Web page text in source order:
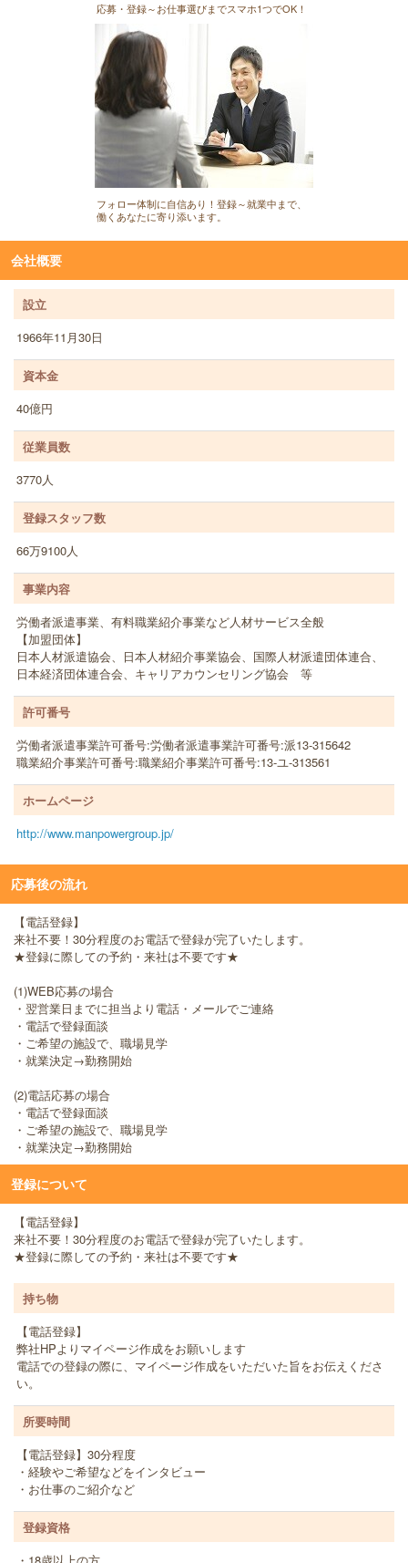
応募・登録～お仕事選びまでスマホ1つでOK！
フォロー体制に自信あり！登録～就業中まで、
働くあなたに寄り添います。
会社概要
設立
1966年11月30日
資本金
40億円
従業員数
3770人
登録スタッフ数
66万9100人
事業内容
労働者派遣事業、有料職業紹介事業など人材サービス全般
【加盟団体】
日本人材派遣協会、日本人材紹介事業協会、国際人材派遣団体連合、
日本経済団体連合会、キャリアカウンセリング協会 等
許可番号
労働者派遣事業許可番号:労働者派遣事業許可番号:派13-315642
職業紹介事業許可番号:職業紹介事業許可番号:13-ユ-313561
ホームページ
http://www.manpowergroup.jp/
応募後の流れ
【電話登録】
来社不要！30分程度のお電話で登録が完了いたします。
★登録に際しての予約・来社は不要です★
(1)WEB応募の場合
・翌営業日までに担当より電話・メールでご連絡
・電話で登録面談
・ご希望の施設で、職場見学
・就業決定→勤務開始
(2)電話応募の場合
・電話で登録面談
・ご希望の施設で、職場見学
・就業決定→勤務開始
登録について
【電話登録】
来社不要！30分程度のお電話で登録が完了いたします。
★登録に際しての予約・来社は不要です★
持ち物
【電話登録】
弊社HPよりマイページ作成をお願いします
電話での登録の際に、マイページ作成をいただいた旨をお伝えくださ
い。
所要時間
【電話登録】30分程度
・経験やご希望などをインタビュー
・お仕事のご紹介など
登録資格